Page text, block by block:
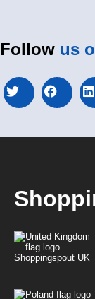
Follow us
Shoppingspout UK